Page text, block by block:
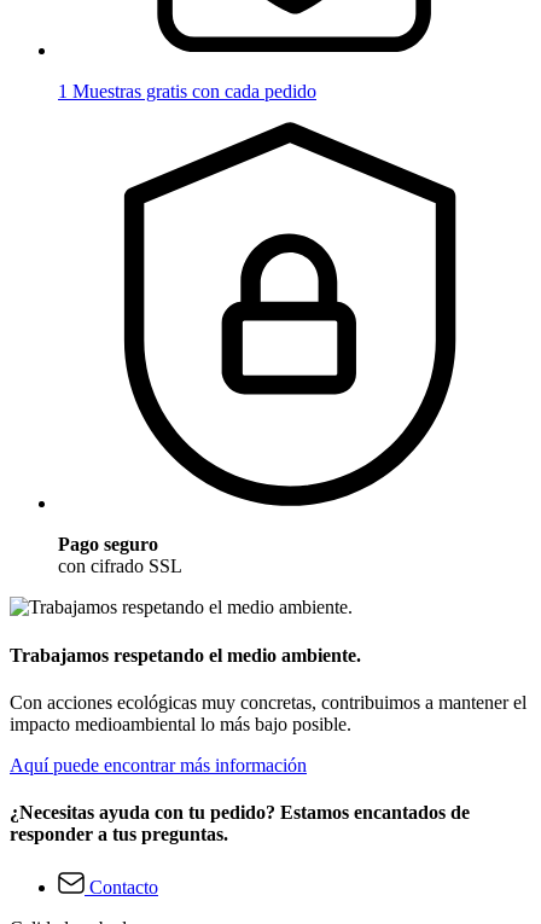
1 Muestras gratis con cada pedido
Pago seguro
con cifrado SSL
Trabajamos respetando el medio ambiente.
Con acciones ecológicas muy concretas, contribuimos a mantener el
impacto medioambiental lo más bajo posible.
Aquí puede encontrar más información
¿Necesitas ayuda con tu pedido? Estamos encantados de
responder a tus preguntas.
Contacto